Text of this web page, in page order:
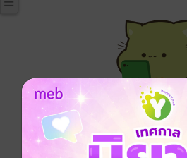
กรุณาเข้าสู่ระบบก่อนดำเนิ